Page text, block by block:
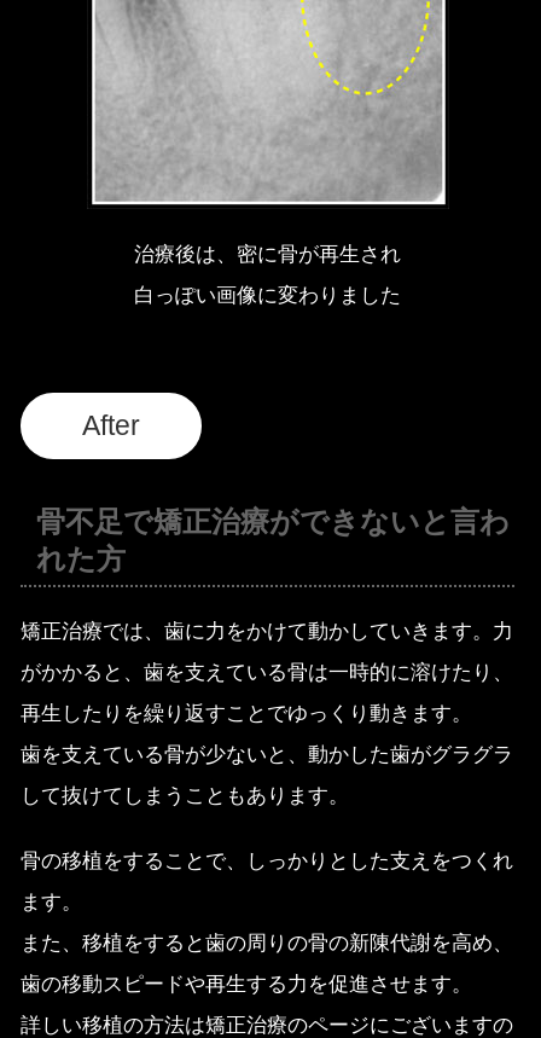
治療後は、密に骨が再生され
白っぽい画像に変わりました
After
骨不足で矯正治療ができないと言わ
れた方
矯正治療では、歯に力をかけて動かしていきます。力
がかかると、歯を支えている骨は一時的に溶けたり、
再生したりを繰り返すことでゆっくり動きます。
歯を支えている骨が少ないと、動かした歯がグラグラ
して抜けてしまうこともあります。
骨の移植をすることで、しっかりとした支えをつくれ
ます。
また、移植をすると歯の周りの骨の新陳代謝を高め、
歯の移動スピードや再生する力を促進させます。
詳しい移植の方法は矯正治療のページにございますの